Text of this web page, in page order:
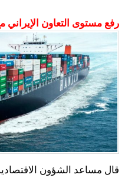
رفع مستوى التعاون الإيراني
قال مساعد الشؤون الاقتصادية